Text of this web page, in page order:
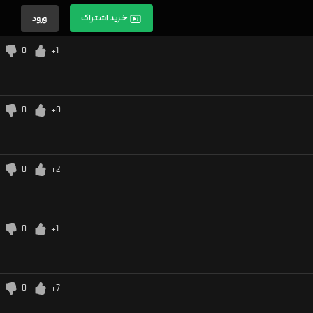
خرید اشتراک ورود
+1
0
+0
0
+2
0
+1
0
+7
0